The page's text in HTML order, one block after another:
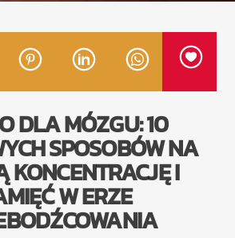
MUZY
DLA MÓZGU: 10
SPOSOBÓW NA
KONCENTRACJĘ I
W ERZE